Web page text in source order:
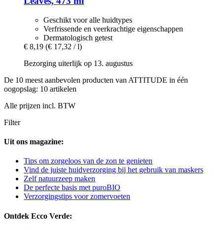
Geschikt voor alle huidtypes
Verfrissende en veerkrachtige eigenschappen
Dermatologisch getest
€ 8,19 (€ 17,32 / l)
Bezorging uiterlijk op 13. augustus
De 10 meest aanbevolen producten van ATTITUDE in één
oogopslag: 10 artikelen
Alle prijzen incl. BTW
Filter
Uit ons magazine:
Tips om zorgeloos van de zon te genieten
Vind de juiste huidverzorging bij het gebruik van maskers
Zelf natuurzeep maken
De perfecte basis met puroBIO
Verzorgingstips voor zomervoeten
Ontdek Ecco Verde: